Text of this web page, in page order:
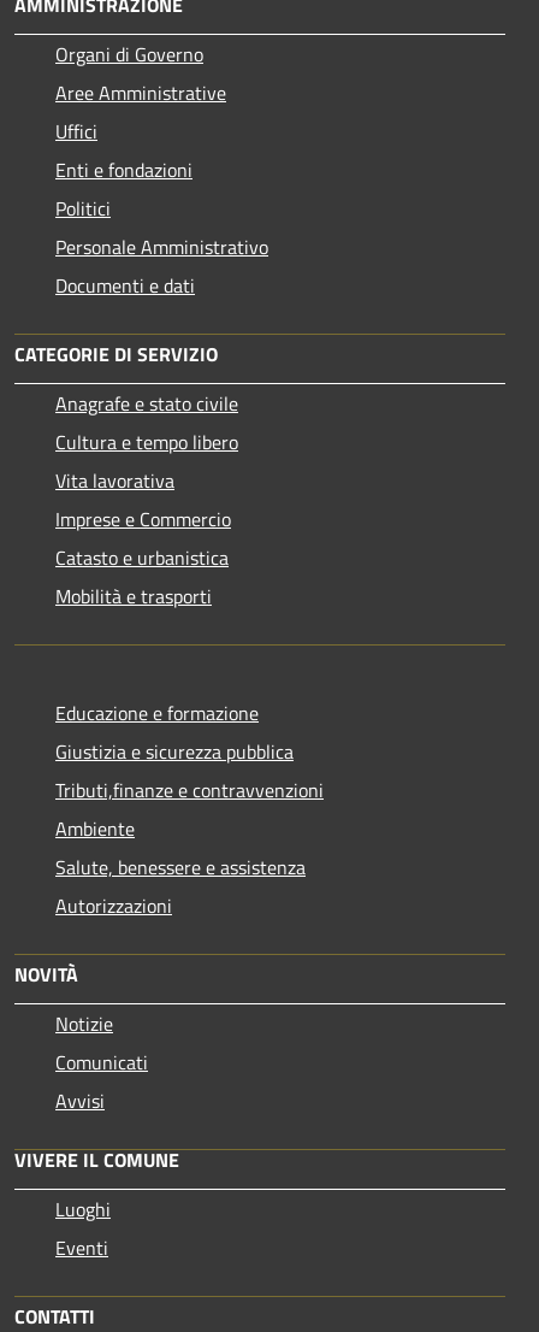
Organi di Governo
Aree Amministrative
Uffici
Enti e fondazioni
Politici
Personale Amministrativo
Documenti e dati
CATEGORIE DI SERVIZIO
Anagrafe e stato civile
Cultura e tempo libero
Vita lavorativa
Imprese e Commercio
Catasto e urbanistica
Mobilità e trasporti
Educazione e formazione
Giustizia e sicurezza pubblica
Tributi,finanze e contravvenzioni
Ambiente
Salute, benessere e assistenza
Autorizzazioni
NOVITÀ
Notizie
Comunicati
Avvisi
VIVERE IL COMUNE
Luoghi
Eventi
CONTATTI